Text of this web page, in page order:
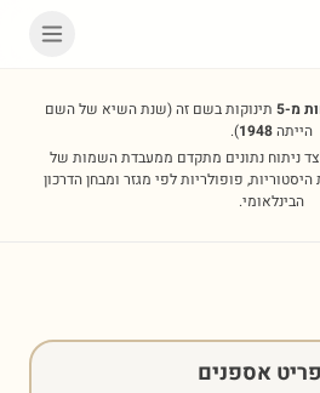
מ-5 תינוקות בשם זה(שנת השיא של השם
הייתה1948
).
ניתוח נתונים מתקדם ממעבדת השמות של
פופולריות לפי מגזר ומבחן הדרכון
הבינלאומי.
פריט אספנים